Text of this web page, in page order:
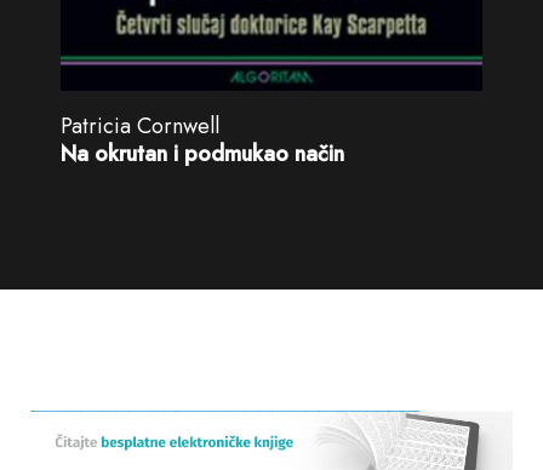
Patricia Cornwell
Na okrutan i podmukao način